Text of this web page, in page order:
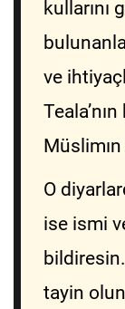
kullarını
ve
Müslimın
O
ise ismi
tayin